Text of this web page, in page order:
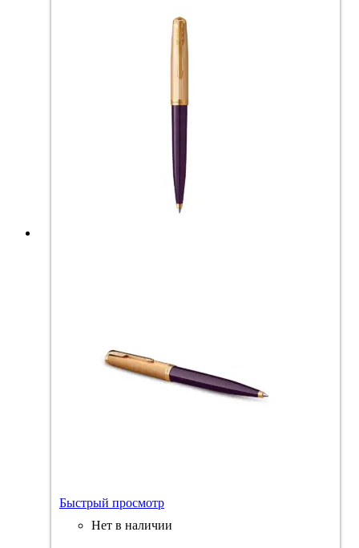
Быстрый просмотр
Нет в наличии